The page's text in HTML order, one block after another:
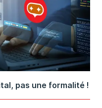
pas une formalité !